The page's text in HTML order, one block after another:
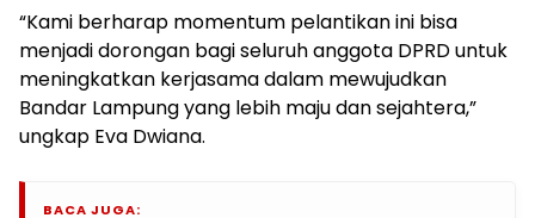
“Kami berharap momentum pelantikan ini bisa
menjadi dorongan bagi seluruh anggota DPRD untuk
meningkatkan kerjasama dalam mewujudkan
Bandar Lampung yang lebih maju dan sejahtera,”
ungkap Eva Dwiana.
BACA JUGA: